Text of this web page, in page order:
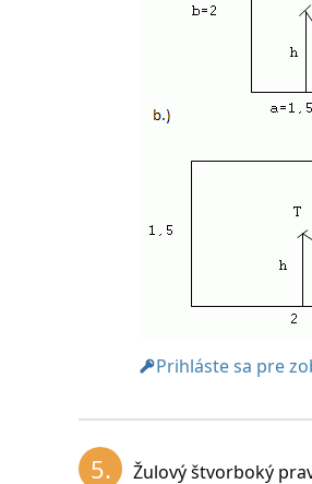
Na prevrátenie
Prihláste sa pre
5. Žulový štvorboký